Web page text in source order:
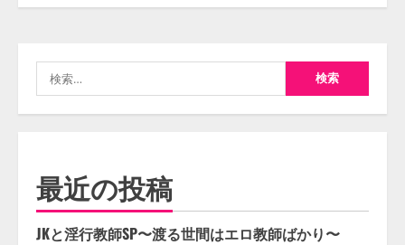
索:
最近の投稿
JKと淫行教師SP〜渡る世間はエロ教師ばかり〜